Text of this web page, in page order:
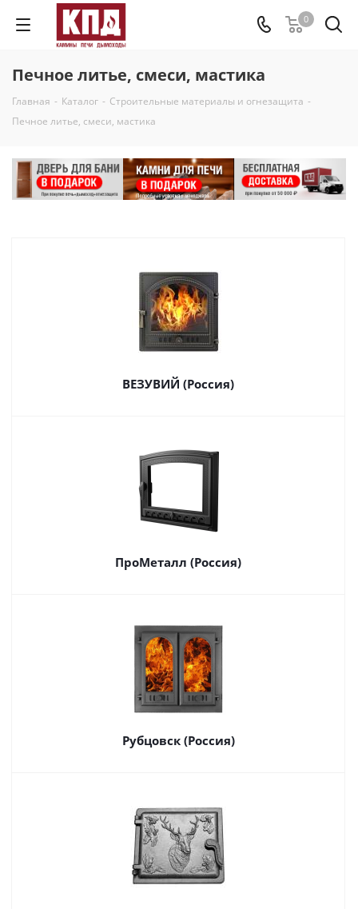
0
Печное литье, смеси, мастика
Главная - Каталог - Строительные материалы и огнезащита -
Печное литье, смеси, мастика
ВЕЗУВИЙ (Россия)
ПроМеталл (Россия)
Рубцовск (Россия)